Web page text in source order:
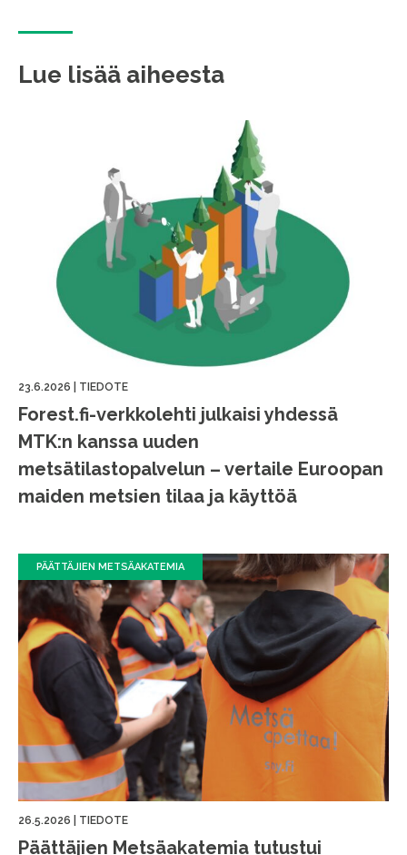
Lue lisää aiheesta
23.6.2026 TIEDOTE
Forest.fi-verkkolehti julkaisi yhdessä
MTK:n kanssa uuden
metsätilastopalvelun – vertaile Euroopan
maiden metsien tilaa ja käyttöä
PÄÄTTÄJIEN METSÄAKATEMIA
26.5.2026 TIEDOTE
Päättäjien Metsäakatemia tutustui